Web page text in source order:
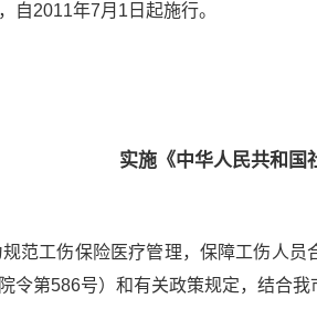
自2011年7月1日起施行。
实施《中华人民共和国
范工伤保险医疗管理，保障工伤人
令第586号）和有关政策规定，结合我